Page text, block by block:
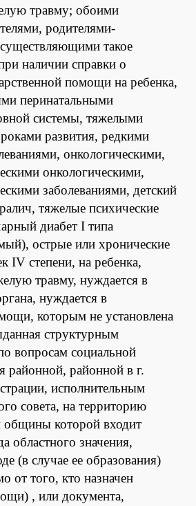
травму; обоими
родителями-
такое
наличии справки о
помощи на ребенка,
перинатальными
системы, тяжелыми
развития, редкими
онкологическими,
онкологическими,
заболеваниями, детский
тяжелые психические
диабет I типа
острые или хронические
IV степени, на ребенка,
травму, нуждается в
нуждается в
которым не установлена
структурным
вопросам социальной
районной, районной в г.
исполнительным
совета, на территорию
общины которой входит
областного значения,
(в случае ее образования)
от того, кто назначен
, или документа,